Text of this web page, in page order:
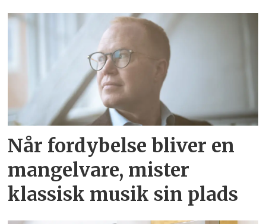
Når fordybelse bliver en
mangelvare, mister
klassisk musik sin plads